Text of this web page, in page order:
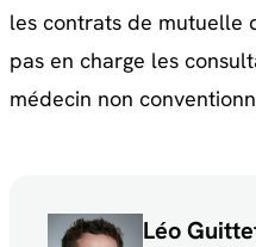
les contrats de mutuelle
pas en charge les
médecin non
Léo